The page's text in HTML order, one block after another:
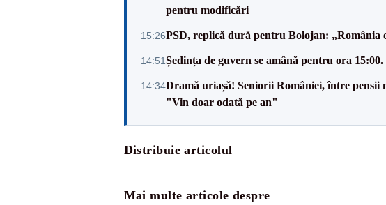
pentru modificări
15:26PSD, replică dură pentru Bolojan: „România
14:51Ședința de guvern se amână pentru ora
14:34Dramă uriașă! Seniorii României, între pensii
"Vin doar odată pe an"
Distribuie articolul
Mai multe articole despre